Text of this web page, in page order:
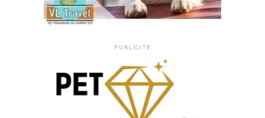
PUBLICITÉ